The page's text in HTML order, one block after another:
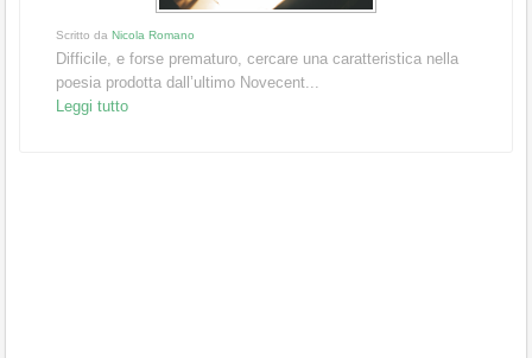
Scritto da Nicola Romano
Difficile, e forse prematuro, cercare una caratteristica nella
poesia prodotta dall’ultimo Novecent...
Leggi tutto